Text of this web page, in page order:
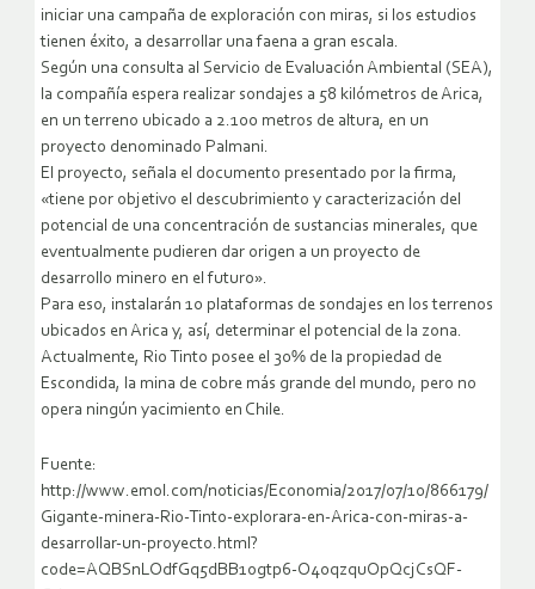
iniciar una campaña de exploración con miras, si los estudios
tienen éxito, a desarrollar una faena a gran escala.
Según una consulta al Servicio de Evaluación Ambiental (SEA),
la compañía espera realizar sondajes a 58 kilómetros de Arica,
en un terreno ubicado a 2.100 metros de altura, en un
proyecto denominado Palmani.
El proyecto, señala el documento presentado por la firma,
«tiene por objetivo el descubrimiento y caracterización del
potencial de una concentración de sustancias minerales, que
eventualmente pudieren dar origen a un proyecto de
desarrollo minero en el futuro».
Para eso, instalarán 10 plataformas de sondajes en los terrenos
ubicados en Arica y, así, determinar el potencial de la zona.
Actualmente, Rio Tinto posee el 30% de la propiedad de
Escondida, la mina de cobre más grande del mundo, pero no
opera ningún yacimiento en Chile.
Fuente:
http://www.emol.com/noticias/Economia/2017/07/10/866179/
Gigante-minera-Rio-Tinto-explorara-en-Arica-con-miras-a-
desarrollar-un-proyecto.html?
code=AQBSnLOdfGq5dBB1ogtp6-O40qzquOpQcjCsQF-